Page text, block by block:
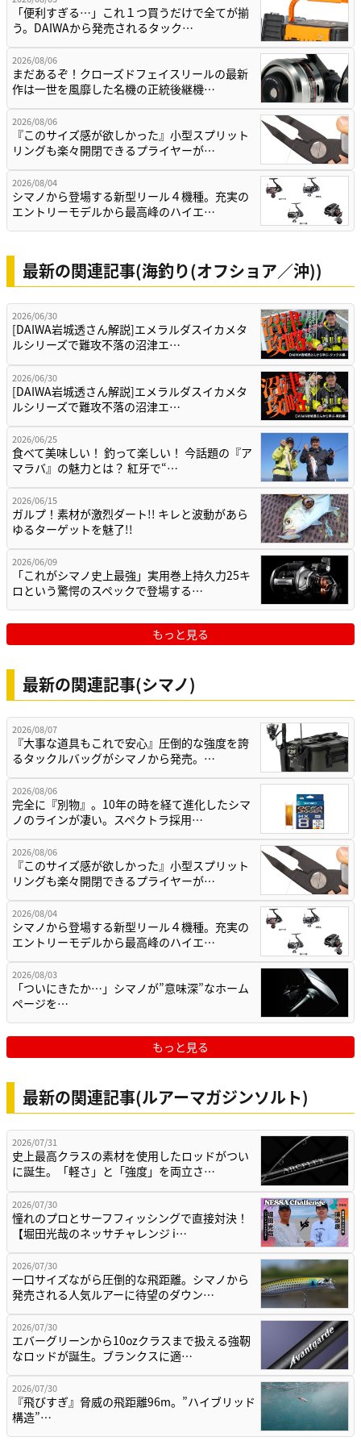
「便利すぎる…」これ１つ買うだけで全てが揃
う。DAIWAから発売されるタック…
2026/08/06
まだあるぞ！クローズドフェイスリールの最新
作は一世を風靡した名機の正統後継機…
2026/08/06
『このサイズ感が欲しかった』小型スプリット
リングも楽々開閉できるプライヤーが…
2026/08/04
シマノから登場する新型リール４機種。充実の
エントリーモデルから最高峰のハイエ…
最新の関連記事(海釣り(オフショア／沖))
2026/06/30
[DAIWA岩城透さん解説]エメラルダスイカメタ
ルシリーズで難攻不落の沼津エ…
2026/06/30
[DAIWA岩城透さん解説]エメラルダスイカメタ
ルシリーズで難攻不落の沼津エ…
2026/06/25
食べて美味しい！ 釣って楽しい！ 今話題の『ア
マラバ』の魅力とは？ 紅牙で“…
2026/06/15
ガルプ！素材が激烈ダート!! キレと波動があら
ゆるターゲットを魅了!!
2026/06/09
「これがシマノ史上最強」実用巻上持久力25キ
ロという驚愕のスペックで登場する…
もっと見る
最新の関連記事(シマノ)
2026/08/07
『大事な道具もこれで安心』圧倒的な強度を誇
るタックルバッグがシマノから発売。…
2026/08/06
完全に『別物』。10年の時を経て進化したシマ
ノのラインが凄い。スペクトラ採用…
2026/08/06
『このサイズ感が欲しかった』小型スプリット
リングも楽々開閉できるプライヤーが…
2026/08/04
シマノから登場する新型リール４機種。充実の
エントリーモデルから最高峰のハイエ…
2026/08/03
「ついにきたか…」シマノが”意味深”なホーム
ページを…
もっと見る
最新の関連記事(ルアーマガジンソルト)
2026/07/31
史上最高クラスの素材を使用したロッドがつい
に誕生。「軽さ」と「強度」を両立さ…
2026/07/30
憧れのプロとサーフフィッシングで直接対決！
【堀田光哉のネッサチャレンジ i…
2026/07/30
一口サイズながら圧倒的な飛距離。シマノから
発売される人気ルアーに待望のダウン…
2026/07/30
エバーグリーンから10ozクラスまで扱える強靭
なロッドが誕生。ブランクスに適…
2026/07/30
『飛びすぎ』脅威の飛距離96m。”ハイブリッド
構造”…